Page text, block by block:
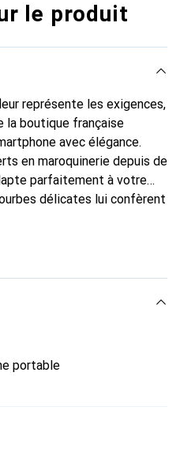
le produit
représente les exigences,
la boutique française
avec élégance.
en maroquinerie depuis de
parfaitement à votre
délicates lui confèrent
Reconnaître
pour une clientèle
portable